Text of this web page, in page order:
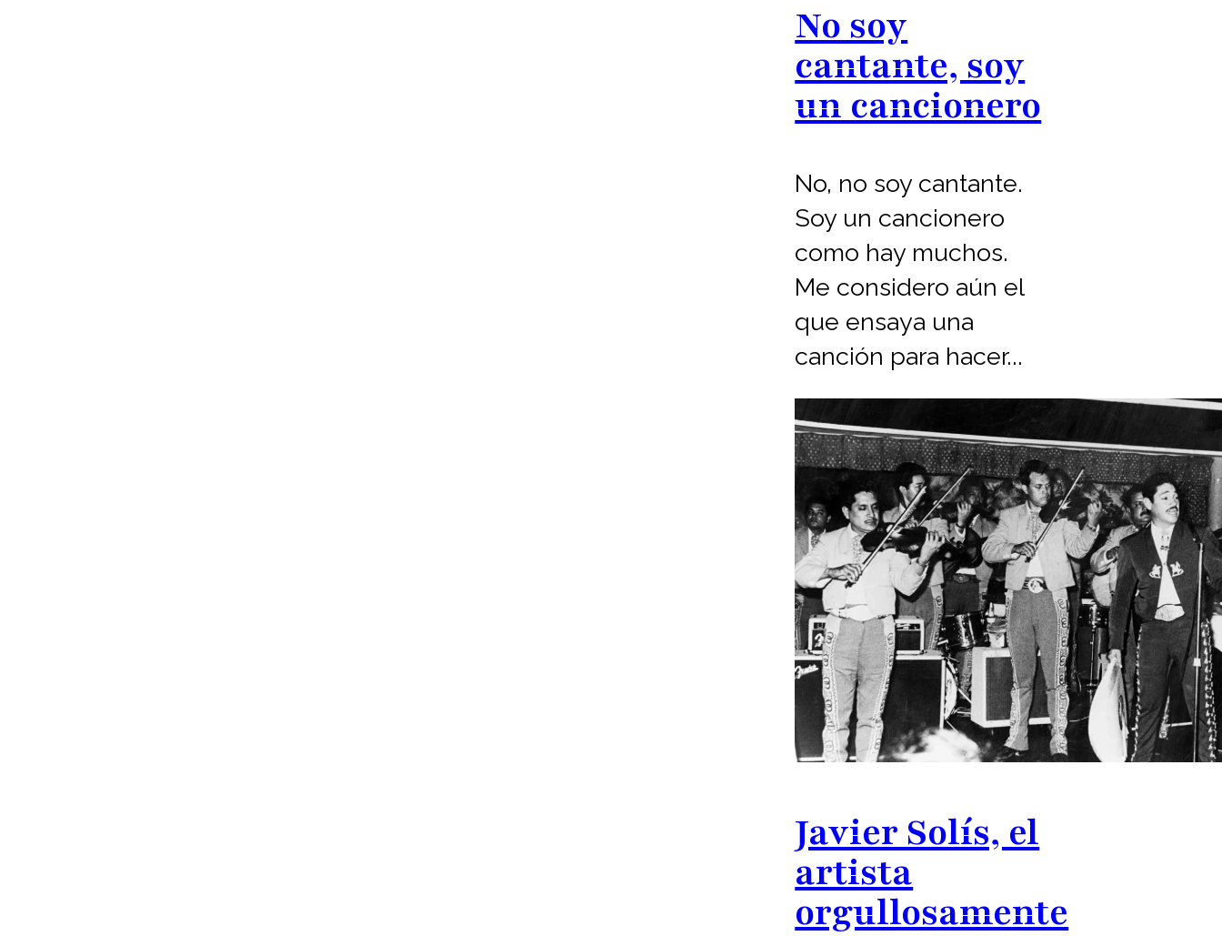
No soy
cantante, soy
un cancionero
No, no soy cantante.
Soy un cancionero
como hay muchos.
Me considero aún el
que ensaya una
canción para hacer...
Javier Solís, el
artista
orgullosamente